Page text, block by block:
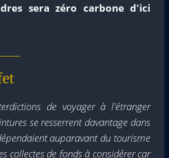
sera zéro carbone d'ici
de voyager à l'étranger
se resserrent davantage dans
auparavant du tourisme
collectes de fonds à considérer car